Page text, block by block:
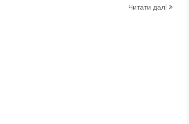
Читати далi